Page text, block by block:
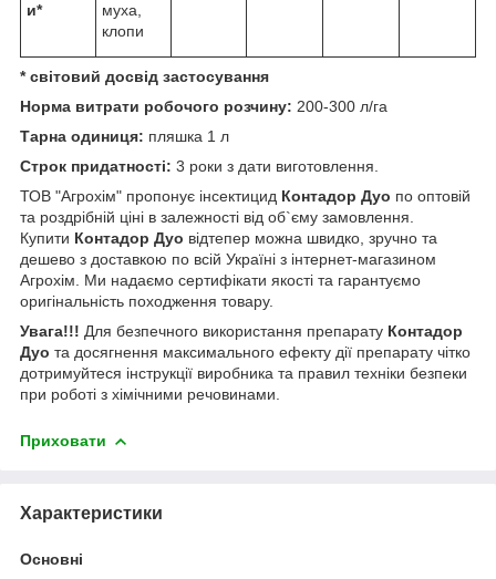
и*
муха,
клопи
* світовий досвід застосування
Норма витрати робочого розчину: 200-300 л/га
Тарна одиниця: пляшка 1 л
Строк придатності: 3 роки з дати виготовлення.
ТОВ "Агрохім" пропонує інсектицид Контадор Дуо по оптовій
та роздрібній ціні в залежності від об`єму замовлення.
Купити Контадор Дуо відтепер можна швидко, зручно та
дешево з доставкою по всій Україні з інтернет-магазином
Агрохім. Ми надаємо сертифікати якості та гарантуємо
оригінальність походження товару.
Увага!!! Для безпечного використання препарату Контадор
Дуо та досягнення максимального ефекту дії препарату чітко
дотримуйтеся інструкції виробника та правил техніки безпеки
при роботі з хімічними речовинами.
Приховати
Характеристики
Основні